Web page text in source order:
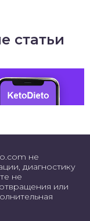
статьи
не
диагностику
не
или